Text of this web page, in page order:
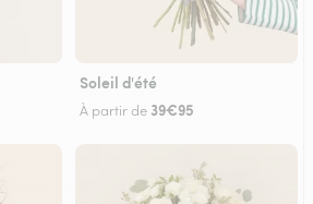
Soleil d'été
À partir de 39€95